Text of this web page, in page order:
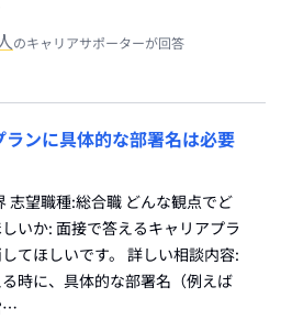
のキャリアサポーターが回答
ンに具体的な部署名は必要
志望職種:総合職 どんな観点でど
いか: 面接で答えるキャリアプラ
てほしいです。 詳しい相談内容:
時に、具体的な部署名（例えば
…